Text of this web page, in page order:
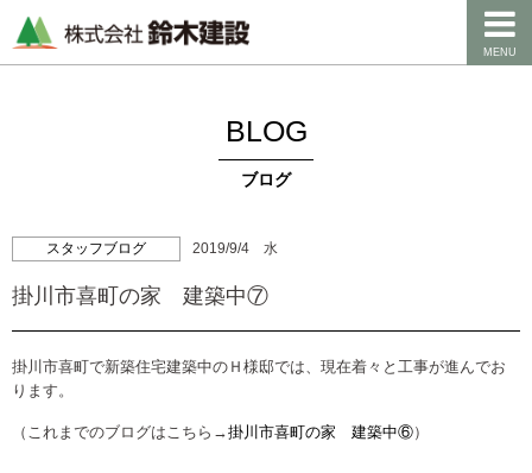
MENU
BLOG
ブログ
スタッフブログ 2019/9/4 水
掛川市喜町の家 建築中⑦
掛川市喜町で新築住宅建築中のＨ様邸では、現在着々と工事が進んでお
ります。
（これまでのブログはこちら→掛川市喜町の家 建築中⑥）